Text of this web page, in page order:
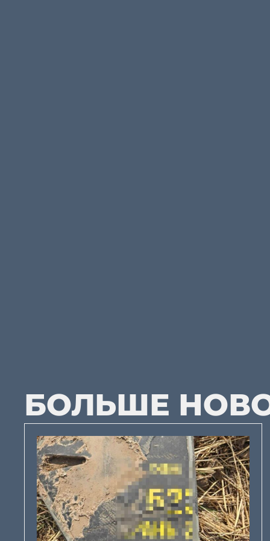
БОЛЬШЕ